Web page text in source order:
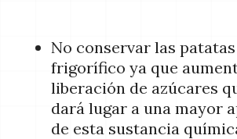
No conservar las
frigorífico ya que
liberación de azúcares
dará lugar a una mayor
de esta sustancia